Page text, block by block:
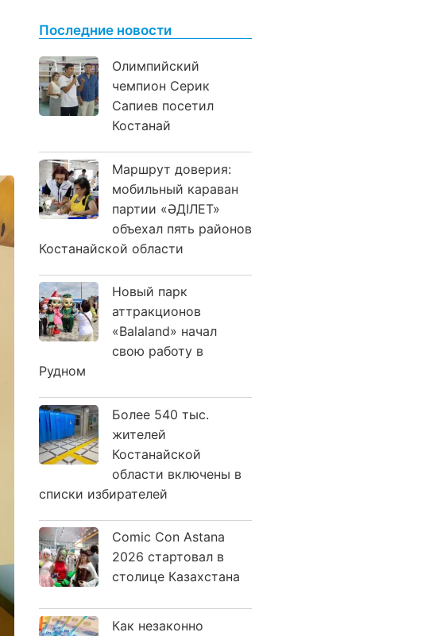
Последние новости
Олимпийский
чемпион Серик
Сапиев посетил
Костанай
Маршрут доверия:
мобильный караван
партии «ӘДІЛЕТ»
объехал пять районов
Костанайской области
Новый парк
аттракционов
«Balaland» начал
свою работу в
Рудном
Более 540 тыс.
жителей
Костанайской
области включены в
списки избирателей
Comic Con Astana
2026 стартовал в
столице Казахстана
Как незаконно